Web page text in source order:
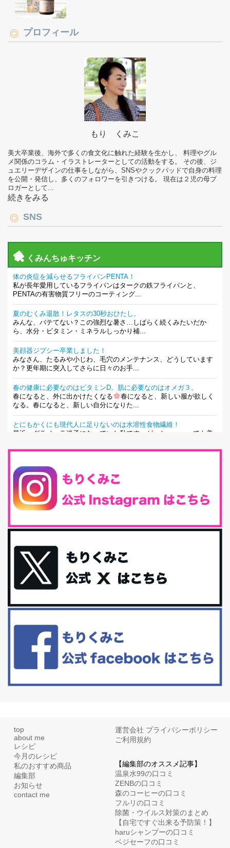
プロフィール
もり くみこ
美大卒業後、海外で多くの食文化に触れた経験を生かし、 料理やグル
メ関係のコラム・イラストレーターとしての活動をする。 その後、ジ
ュエリーデザインの仕事をしながら、SNSやクックパッドで自身の料理
を公開・発信し、多くのフォロワーを引きつける。 現在は２児の母ブ
ロガーとして...
続きをみる
SNS
くみんちゅキッチン
体の炎症を減らせるフライパンPENTA！
私が長年愛用しているフライパンはタークの鉄フライパンと、
PENTAの有害物質フリーのコーティング...
夏のむくみ退散！レタスの30秒おひたし。
みんな、バテてない？この強烈な暑さ…しばらく続くみたいだか
ら、水分・ビタミン・ミネラルしっかり補...
美顔器ジプシー卒業しました！
みなさん、たるみや小じわ、毛穴のメンテナンス、どうしています
か？更年期に突入してさらに日々のお手...
春の健康に必要なのはビタミンD。肌に必要なのはオメガ３。
春になると、外に出かけたくなる
春になると、新しい服が欲しく
なる。春になると、新しい自分になりた...
とにもかくにも現代人に足りないのは水溶性食物繊維！
最近、グラノーラ迷子になっていた私です。が、と〜〜〜っても美
腸内環境を整えることは、健康維持の中でいっちばん大事！だと私
は思っています。 ヒトの免...
iHerb特大セール終了間近！みんな何買う？
最近お風呂上がりの炭酸水をシリカシリカにしているんだけど確か
今回は、最近毎回定期的に購入している「楽天ふるさと納税」の返
礼品トップ５を紹介します。今までいろ...
更年期を穏やかに乗りきるために今できる５つのこと。
アラフィフからの体と心の整え方。 私も気づけばアラフィフ、これ
といった更年期症状はまだ...
白髪・美容・免疫力、現代人に足りないのは海藻！
リーブオイルorごま油をたらす。&n...
top
about me
レシピ
今月のレシピ
私のおすすめ商品
編集部
お知らせ
contact me
運営会社 プライバシーポリシー
ご利用規約
【編集部のオススメ記事】
温泉水99の口コミ
ZENBの口コミ
森のコーヒーの口コミ
フルリの口コミ
除菌・ウイルス対策のまとめ
【自宅ですぐ出来る予防策！】
haruシャンプーの口コミ
ベジセーフの口コミ